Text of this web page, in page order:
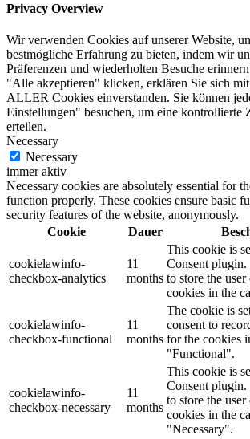
Privacy Overview
Wir verwenden Cookies auf unserer Website,
bestmögliche Erfahrung zu bieten, indem wir
Präferenzen und wiederholten Besuche
"Alle akzeptieren" klicken, erklären Sie sich
ALLER Cookies einverstanden. Sie können
Einstellungen" besuchen, um eine kontrollierte
erteilen.
Necessary
Necessary
immer aktiv
Necessary cookies are absolutely essential for
function properly. These cookies ensure basic
security features of the website, anonymously.
Cookie
Dauer
cookielawinfo-
checkbox-analytics
11
months
This cookie is
Consent plugin.
to store the
cookies in the
cookielawinfo-
checkbox-functional
11
months
The cookie is
consent to
for the cookies
"Functional".
cookielawinfo-
checkbox-necessary
11
months
This cookie is
Consent plugin.
to store the
cookies in the
"Necessary".